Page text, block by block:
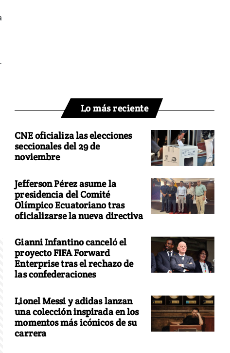
Lo más reciente
CNE oficializa las elecciones
seccionales del 29 de
noviembre
Jefferson Pérez asume la
presidencia del Comité
Olímpico Ecuatoriano tras
oficializarse la nueva directiva
Gianni Infantino canceló el
proyecto FIFA Forward
Enterprise tras el rechazo de
las confederaciones
Lionel Messi y adidas lanzan
una colección inspirada en los
momentos más icónicos de su
carrera